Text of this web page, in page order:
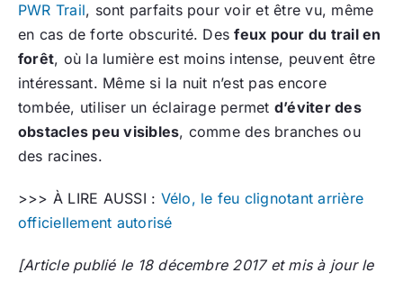
PWR Trail, sont parfaits pour voir et être vu, même
en cas de forte obscurité. Desfeux pour du trail en
forêt, où la lumière est moins intense, peuvent être
intéressant. Même si la nuit n’est pas encore
tombée, utiliser un éclairage permet d’éviter des
obstacles peu visibles, comme des branches ou
des racines.
>>> À LIRE AUSSI : Vélo, le feu clignotant arrière
officiellement autorisé
[Article publié le 18 décembre 2017 et mis à jour le